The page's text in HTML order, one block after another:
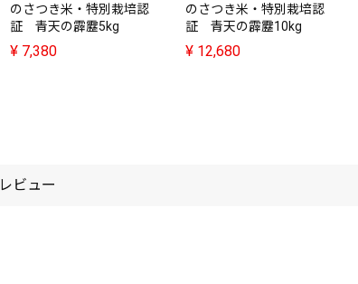
のさつき米・特別栽培認
証 青天の霹靂5kg
¥ 7,380
のさつき米・特別栽培認
証 青天の霹靂10kg
¥ 12,680
レビュー